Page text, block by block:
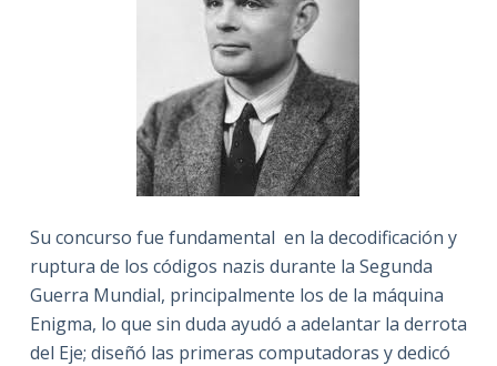
Su concurso fue fundamental en la decodificación y
ruptura de los códigos nazis durante la Segunda
Guerra Mundial, principalmente los de la máquina
Enigma, lo que sin duda ayudó a adelantar la derrota
del Eje; diseñó las primeras computadoras y dedicó